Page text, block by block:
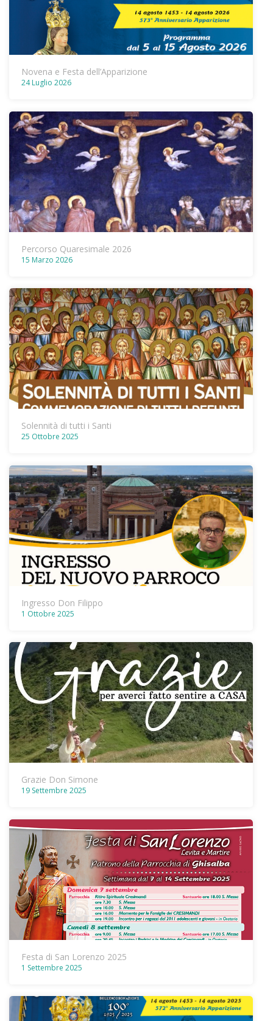
Novena e Festa dell’Apparizione
24 Luglio 2026
Percorso Quaresimale 2026
15 Marzo 2026
Solennità di tutti i Santi
25 Ottobre 2025
Ingresso Don Filippo
1 Ottobre 2025
Grazie Don Simone
19 Settembre 2025
Festa di San Lorenzo 2025
1 Settembre 2025